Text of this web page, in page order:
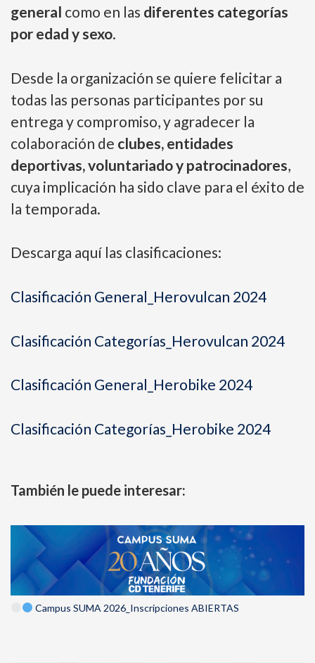
general como en las diferentes categorías
por edad y sexo.
Desde la organización se quiere felicitar a
todas las personas participantes por su
entrega y compromiso, y agradecer la
colaboración de clubes, entidades
deportivas, voluntariado y patrocinadores,
cuya implicación ha sido clave para el éxito de
la temporada.
Descarga aquí las clasificaciones:
Clasificación General_Herovulcan 2024
Clasificación Categorías_Herovulcan 2024
Clasificación General_Herobike 2024
Clasificación Categorías_Herobike 2024
También le puede interesar:
Campus SUMA 2026_Inscripciones ABIERTAS